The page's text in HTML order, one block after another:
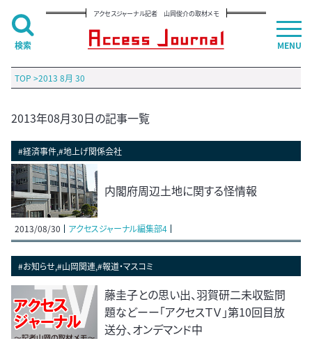
アクセスジャーナル記者 山岡俊介の取材メモ
TOP >2013 8月 30
2013年08月30日の記事一覧
#経済事件,#地上げ関係会社
内閣府周辺土地に関する怪情報
2013/08/30 アクセスジャーナル編集部4
#お知らせ,#山岡関連,#報道・マスコミ
藤圭子との思い出、羽賀研二未収監問
題などーー「アクセスＴＶ」第10回目放
送分、オンデマンド中
MENU
検索